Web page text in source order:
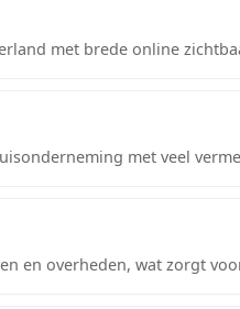
met brede online
met veel
en overheden, wat zorgt